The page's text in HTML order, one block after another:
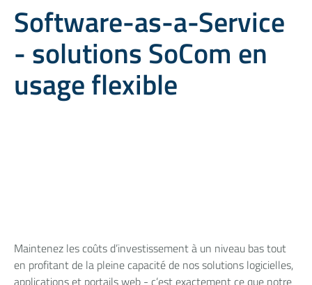
Software-as-a-Service
- solutions SoCom en
usage flexible
Maintenez les coûts d’investissement à un niveau bas tout
en profitant de la pleine capacité de nos solutions logicielles,
applications et portails web - c’est exactement ce que notre